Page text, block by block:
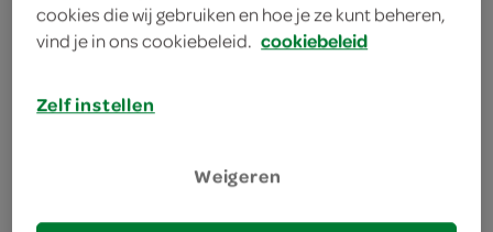
benodigdheden
cookies die wij gebruiken en hoe je ze kunt beheren,
vind je in ons cookiebeleid. cookiebeleid
Zelf instellen
Weigeren